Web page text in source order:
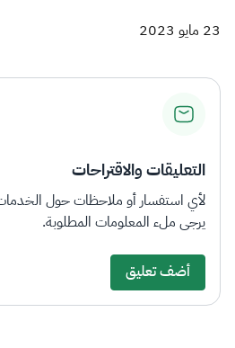
23 مايو 2023
التعليقات والاقتراحات
لأي استفسار أو ملاحظات حول
يرجى ملء المعلومات المطلوبة.
أضف تعليق